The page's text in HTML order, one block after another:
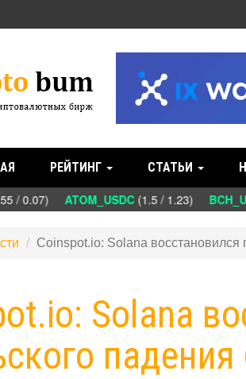
РЕЙТИНГ СТАТЬИ
/ 0.07) ATOM_USDC(1.5 / 1.23)
Coinspot.io: Solana
Solana